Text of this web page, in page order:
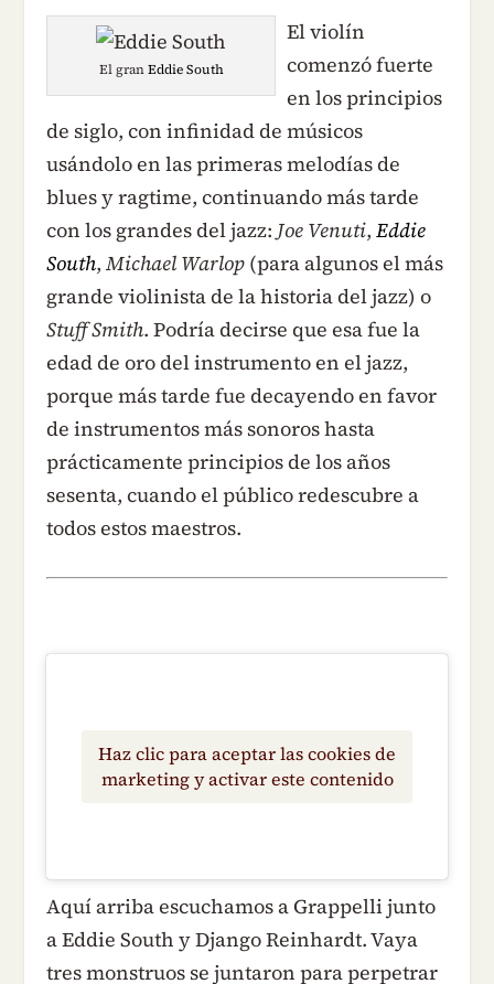
El granEddie South
El violín
comenzó fuerte
en los principios
de siglo, con infinidad de músicos
usándolo en las primeras melodías de
blues y ragtime, continuando más tarde
con los grandes del jazz: Joe Venuti,Eddie
South,Michael Warlop (para algunos el más
grande violinista de la historia del jazz) o
Stuff Smith. Podría decirse que esa fue la
edad de oro del instrumento en el jazz,
porque más tarde fue decayendo en favor
de instrumentos más sonoros hasta
prácticamente principios de los años
sesenta, cuando el público redescubre a
todos estos maestros.
Haz clic para aceptar las cookies de
marketing y activar este contenido
Aquí arriba escuchamos a Grappelli junto
a Eddie South y Django Reinhardt. Vaya
tres monstruos se juntaron para perpetrar